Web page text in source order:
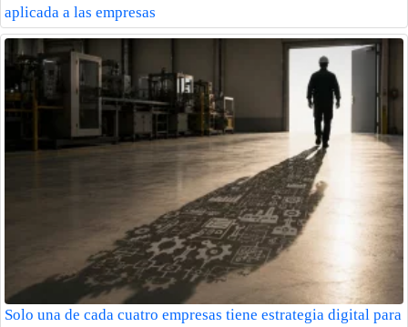
aplicada a las empresas
Solo una de cada cuatro empresas tiene estrategia digital para